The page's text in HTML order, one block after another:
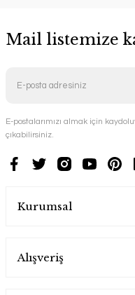
Mail listemize
E-postalarımızı almak için
çıkabilirsiniz.
Kurumsal
Alışveriş